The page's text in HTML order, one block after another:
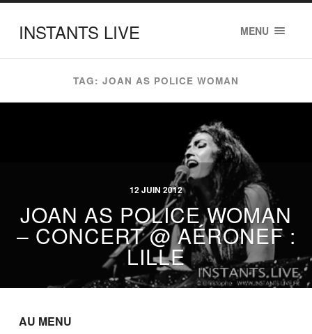
INSTANTS LIVE MENU
TAG: JOAN AS POLICE WOMAN
12 JUIN 2012
JOAN AS POLICE WOMAN
– CONCERT @ AÉRONEF :
LILLE
AU MENU